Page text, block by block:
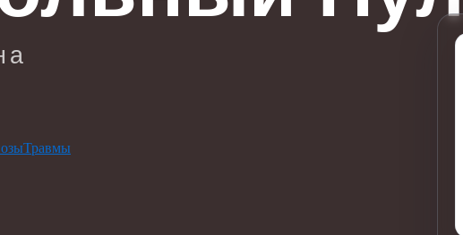
Травмы